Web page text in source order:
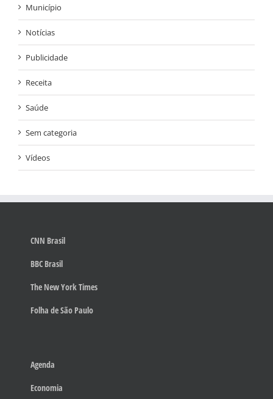
Município
Notícias
Publicidade
Receita
Saúde
Sem categoria
Vídeos
CNN Brasil
BBC Brasil
The New York Times
Folha de São Paulo
Agenda
Economia